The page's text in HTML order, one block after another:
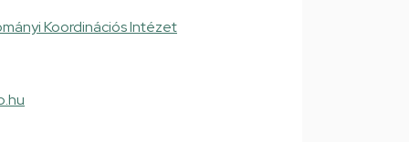
Koordinációs Intézet